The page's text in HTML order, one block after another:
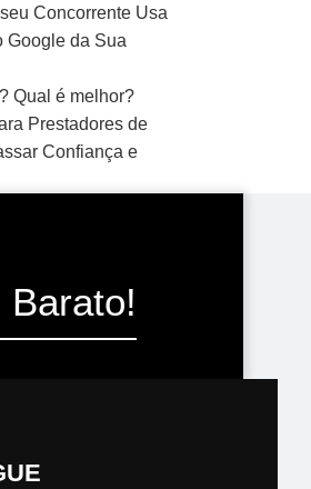
Concorrente Usa
Google da Sua
Qual é melhor?
Prestadores de
Confiança e